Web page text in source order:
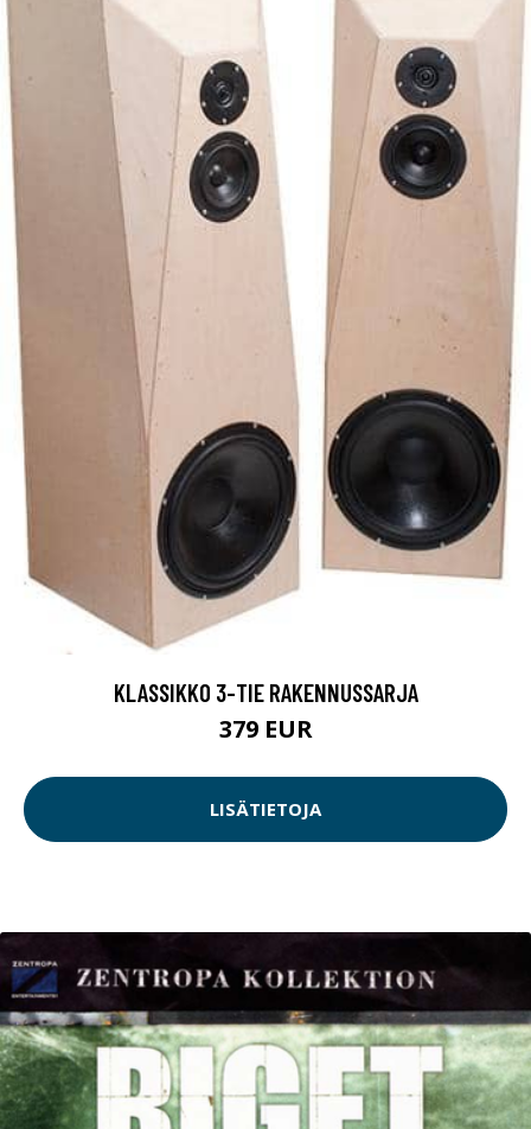
KLASSIKKO 3-TIE RAKENNUSSARJA
379 EUR
LISÄTIETOJA